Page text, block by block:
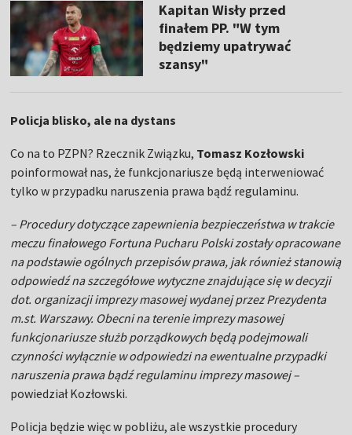
Kapitan Wisły przed
finałem PP. "W tym
będziemy upatrywać
szansy"
Policja blisko, ale na dystans
Co na to PZPN? Rzecznik Związku, Tomasz Kozłowski
poinformował nas, że funkcjonariusze będą interweniować
tylko w przypadku naruszenia prawa bądź regulaminu.
– Procedury dotyczące zapewnienia bezpieczeństwa w trakcie
meczu finałowego Fortuna Pucharu Polski zostały opracowane
na podstawie ogólnych przepisów prawa, jak również stanowią
odpowiedź na szczegółowe wytyczne znajdujące się w decyzji
dot. organizacji imprezy masowej wydanej przez Prezydenta
m.st. Warszawy. Obecni na terenie imprezy masowej
funkcjonariusze służb porządkowych będą podejmowali
czynności wyłącznie w odpowiedzi na ewentualne przypadki
naruszenia prawa bądź regulaminu imprezy masowej –
powiedział Kozłowski.
Policja będzie więc w pobliżu, ale wszystkie procedury